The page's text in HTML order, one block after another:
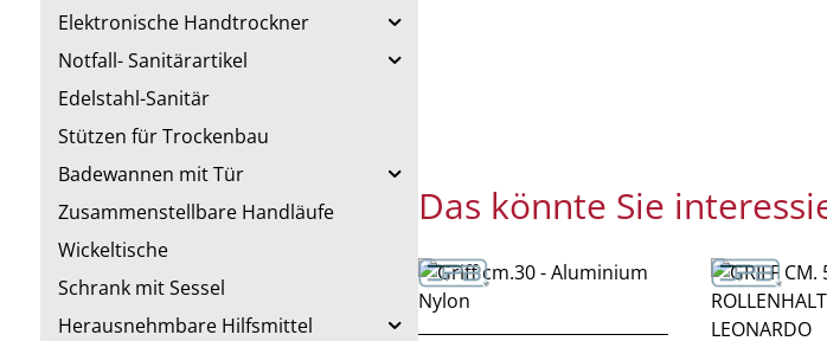
Elektronische Handtrockner
Notfall- Sanitärartikel
Edelstahl-Sanitär
Stützen für Trockenbau
Badewannen mit Tür
Zusammenstellbare Handläufe
Wickeltische
Schrank mit Sessel
Herausnehmbare Hilfsmittel
Das könnte Sie